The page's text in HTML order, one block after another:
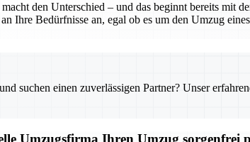
den Unterschied – und das beginnt bereits mit
Ihre Bedürfnisse an, egal ob es um den Umzug
suchen einen zuverlässigen Partner? Unser